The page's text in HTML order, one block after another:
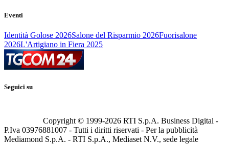
Eventi
Identità Golose 2026Salone del Risparmio 2026Fuorisalone
2026L'Artigiano in Fiera 2025
Seguici su
Copyright © 1999-2026 RTI S.p.A. Business Digital -
P.Iva 03976881007 - Tutti i diritti riservati - Per la pubblicità
Mediamond S.p.A. - RTI S.p.A., Mediaset N.V., sede legale